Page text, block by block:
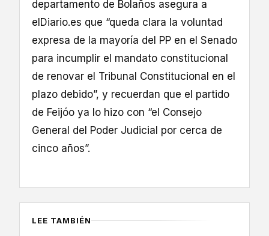
departamento de Bolaños asegura a
elDiario.es que “queda clara la voluntad
expresa de la mayoría del PP en el Senado
para incumplir el mandato constitucional
de renovar el Tribunal Constitucional en el
plazo debido”, y recuerdan que el partido
de Feijóo ya lo hizo con “el Consejo
General del Poder Judicial por cerca de
cinco años”.
LEE TAMBIÉN